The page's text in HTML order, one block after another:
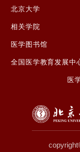
北京大学
相关学院
医学图书馆
全国医学教育发展中
医